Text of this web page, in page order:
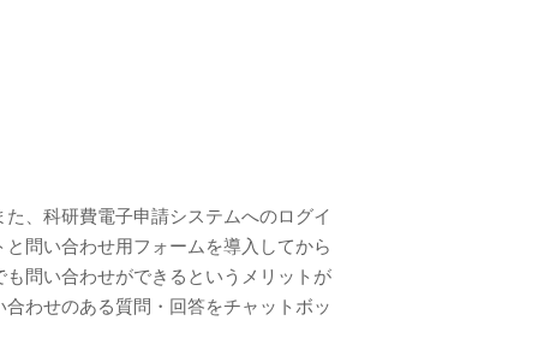
、科研費電子申請システムへのログイ
問い合わせ用フォームを導入してから
問い合わせができるというメリットが
わせのある質問・回答をチャットボッ